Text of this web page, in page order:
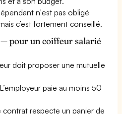
n'est pas obligé
c’est fortement conseillé.
pour un coiffeur salarié
doit proposer une mutuelle
paie au moins 50
contrat respecte un panier de